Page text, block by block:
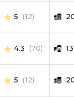
5 (12)
4.3 (70)
5 (12)